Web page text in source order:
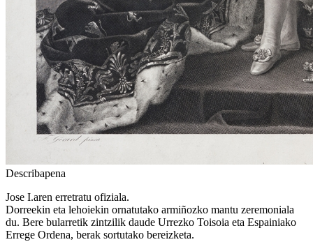
Describapena
Jose I.aren erretratu ofiziala.
Dorreekin eta lehoiekin ornatutako armiñozko mantu zeremoniala
du. Bere bularretik zintzilik daude Urrezko Toisoia eta Espainiako
Errege Ordena, berak sortutako bereizketa.